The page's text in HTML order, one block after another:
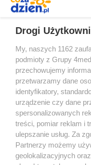
Redakcja Reklama
Drogi
My, naszych 1162
podmioty z Grupy
przechowujemy
przetwarzamy dane
identyfikatory,
urządzenie czy dane
spersonalizowanych
treści, pomiar reklam i
ulepszanie usług. Za
Partnerzy możemy
geolokalizacyjnych